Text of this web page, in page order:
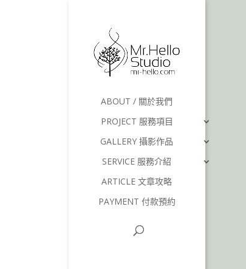
ABOUT / 關於我們
PROJECT 服務項目
GALLERY 攝影作品
SERVICE 服務介紹
ARTICLE 文章攻略
PAYMENT 付款預約